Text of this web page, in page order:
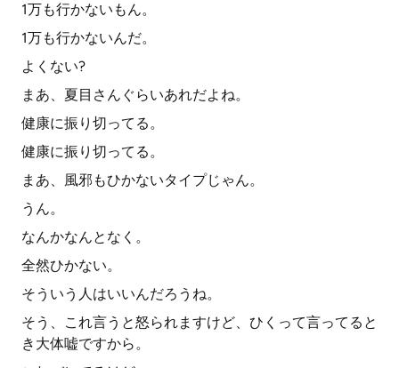
1万も行かないもん。
1万も行かないんだ。
よくない?
まあ、夏目さんぐらいあれだよね。
健康に振り切ってる。
健康に振り切ってる。
まあ、風邪もひかないタイプじゃん。
うん。
なんかなんとなく。
全然ひかない。
そういう人はいいんだろうね。
そう、これ言うと怒られますけど、ひくって言ってると
き大体嘘ですから。